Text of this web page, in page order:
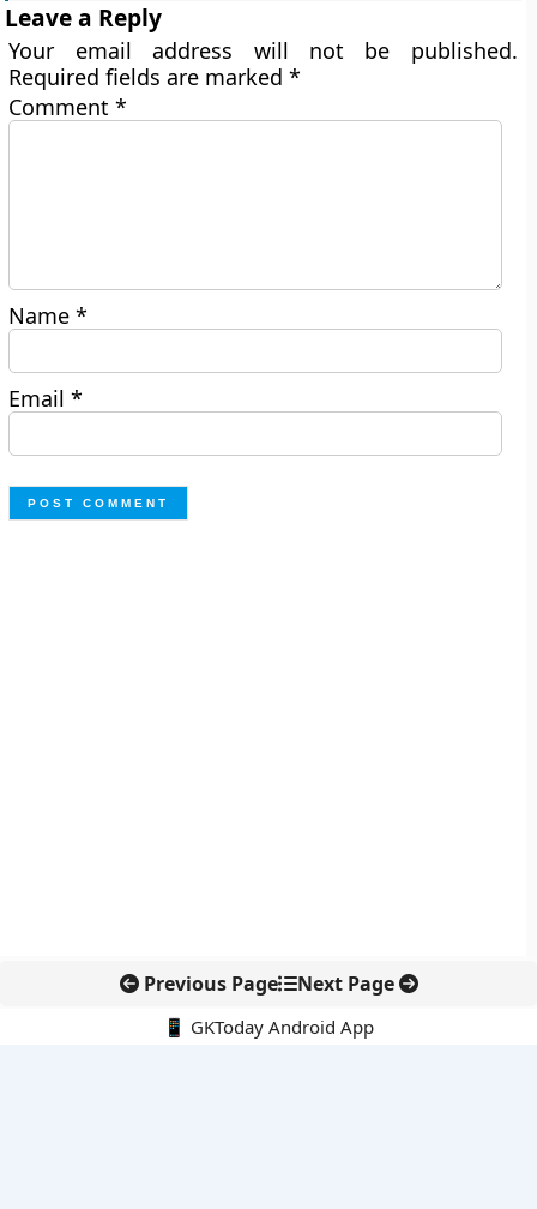
Leave a Reply
Your email address will not be published.
Required fields are marked*
Comment*
Name*
Email*
Previous Page Next Page
📱 GKToday Android App